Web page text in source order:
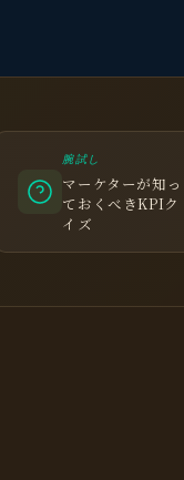
腕試し
マーケターが知っ
ておくべきKPIク
イズ